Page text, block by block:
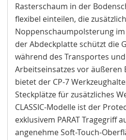
Rasterschaum in der
flexibel einteilen, die
Noppenschaumpolsterung
der Abdeckplatte schützt die
während des Transportes
Arbeitseinsatzes vor äußeren
bietet der CP-7
Steckplätze für zusätzliches
CLASSIC-Modelle ist der
exklusivem PARAT Tragegriff
angenehme Soft-Touch-